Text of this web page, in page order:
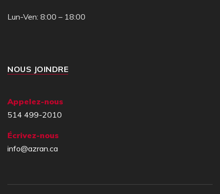
Lun-Ven: 8:00 – 18:00
NOUS JOINDRE
Appelez-nous
514 499-2010
Écrivez-nous
info@azran.ca